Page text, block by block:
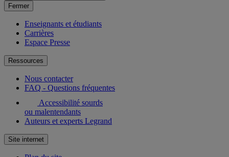
Fermer
Enseignants et étudiants
Carrières
Espace Presse
Ressources
Nous contacter
FAQ - Questions fréquentes
Accessibilité sourds
ou malentendants
Auteurs et experts Legrand
Site internet